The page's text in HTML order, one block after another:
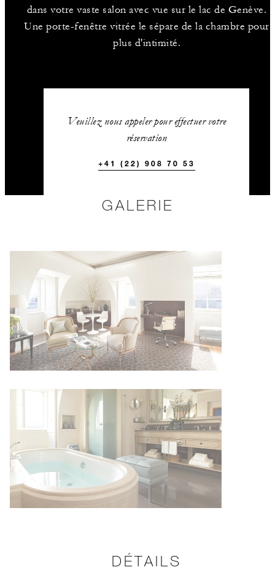
dans votre vaste salon avec vue sur le lac de Genève.
Une porte-fenêtre vitrée le sépare de la chambre pour
plus d'intimité.
Veuillez nous appeler pour effectuer votre
réservation
+41 (22) 908 70 53
GALERIE
DÉTAILS